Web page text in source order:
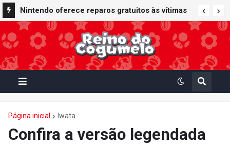
Nintendo oferece reparos gratuitos às vítimas
do terremoto de Kumamoto e doa 50 milhões
de ienes à Cruz Vermelha
Página inicial Iwata
Confira a versão legendada